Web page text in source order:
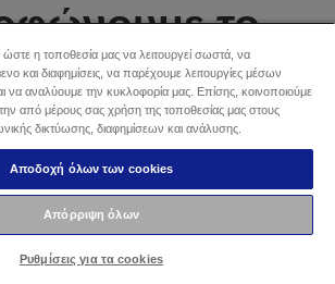
το
της
με την
χωρίς
τους εκτυπωτές laser σε
η τοποθεσία μας να λειτουργεί σωστά, να
και διαφημίσεις, να παρέχουμε λειτουργίες μέσων
να αναλύουμε την κυκλοφορία μας. Επίσης, κοινοποιούμε
από μέρους σας χρήση της τοποθεσίας μας στους
δικτύωσης, διαφημίσεων και ανάλυσης.
Αποδοχή όλων των cookies
Απόρριψη όλων
Ρυθμίσεις για τα cookies